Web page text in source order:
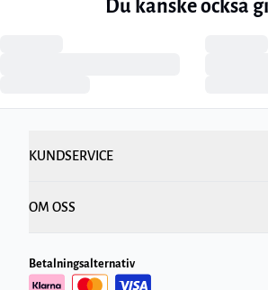
Du kanske också
KUNDSERVICE
OM OSS
Betalningsalternativ